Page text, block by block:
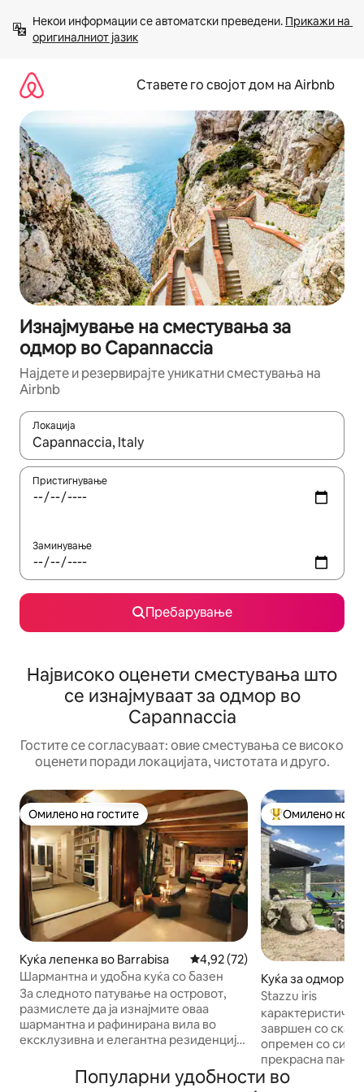
содржина
Некои информации се автоматски преведени. Прикажи на
оригиналниот јазик
Ставете го својот дом на Airbnb
Изнајмување на сместувања за
одмор во Capannaccia
Најдете и резервирајте уникатни сместувања на
Airbnb
Локација
Кога резултатите се достапни, движете се со копчињата
Пристигнување
Заминување
Пребарување
Највисоко оценети сместувања што
се изнајмуваат за одмор во
Capannaccia
Гостите се согласуваат: овие сместувања се високо
оценети поради локацијата, чистотата и друго.
Омилено на гостите
Омилено на гостите
Куќа лепенка во Barrabisa Просечна оцена: 4,92 од 5,
4,92 (72)
Шармантна и удобна куќа со базен
За следното патување на островот,
размислете да ја изнајмите оваа
шармантна и рафинирана вила во
ексклузивна и елегантна резиденција
природен медитерански пејзаж , со
неговите величествени ридови,
Меѓу
Омилено на
Куќа за одмор во
Stazzu iris
завршен со
опремен со сите
прекрасна
Лисча, голем
Популарни удобности во